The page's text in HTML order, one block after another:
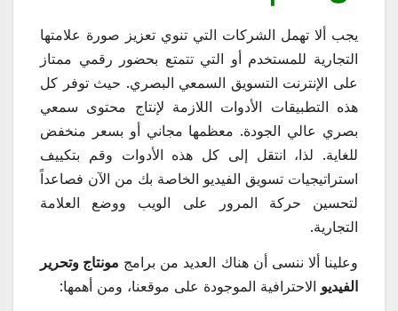
يجب ألا تهمل الشركات التي تنوي تعزيز صورة علامتها
التجارية للمستخدم أو التي تتمتع بحضور رقمي ممتاز
على الإنترنت التسويق السمعي البصري. حيث توفر كل
هذه التطبيقات الأدوات اللازمة لإنتاج محتوى سمعي
بصري عالي الجودة. معظمها مجاني أو بسعر منخفض
للغاية. لذا، انتقل إلى كل هذه الأدوات وقم بتكييف
استراتيجيات تسويق الفيديو الخاصة بك من الآن فصاعداً
لتحسين حركة المرور على الويب ووضع العلامة
التجارية.
وعلينا ألا ننسى أن هناك العديد من برامج مونتاج وتحرير
الفيديو الاحترافية الموجودة على موقعنا، ومن أهمها: